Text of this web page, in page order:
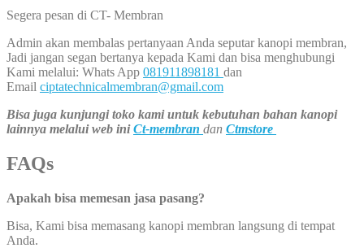
Segera pesan di CT- Membran
Admin akan membalas pertanyaan Anda seputar kanopi membran,
Jadi jangan segan bertanya kepada Kami dan bisa menghubungi
Kami melalui: Whats App 081911898181 dan
Email ciptatechnicalmembran@gmail.com
Bisa juga kunjungi toko kami untuk kebutuhan bahan kanopi
lainnya melalui web iniCt-membran dan Ctmstore
FAQs
Apakah bisa memesan jasa pasang?
Bisa, Kami bisa memasang kanopi membran langsung di tempat
Anda.